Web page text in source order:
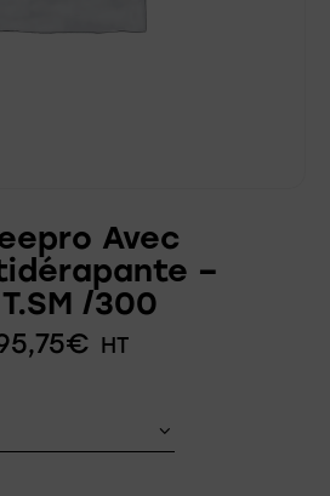
Avec
–
/300
€ HT